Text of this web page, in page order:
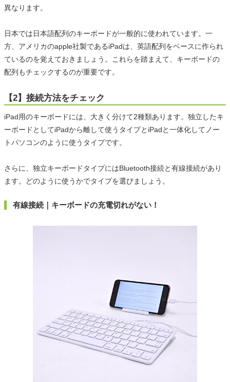
異なります。
日本では日本語配列のキーボードが一般的に使われています。一
方、アメリカのapple社製であるiPadは、英語配列をベースに作られ
ているのを覚えておきましょう。これらを踏まえて、キーボードの
配列もチェックするのが重要です。
【2】接続方法をチェック
iPad用のキーボードには、大きく分けて2種類あります。独立したキ
ーボードとしてiPadから離して使うタイプとiPadと一体化してノー
トパソコンのように使うタイプです。
さらに、独立キーボードタイプにはBluetooth接続と有線接続があり
ます。どのように使うかでタイプを選びましょう。
有線接続｜キーボードの充電切れがない！